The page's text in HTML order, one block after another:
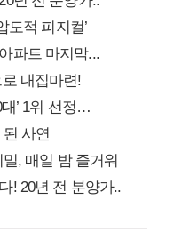
도적 피지컬’
파트 마지막...
내집마련!
’ 1위 선정…
사연
, 매일 밤 즐거워
! 20년 전 분양가..